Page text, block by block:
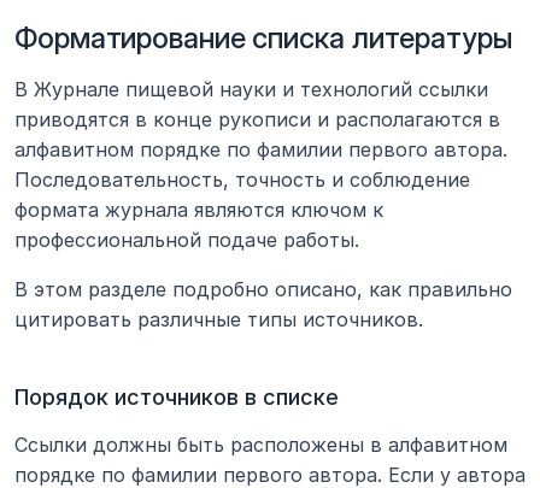
Форматирование списка литературы
В Журнале пищевой науки и технологий ссылки
приводятся в конце рукописи и располагаются в
алфавитном порядке по фамилии первого автора.
Последовательность, точность и соблюдение
формата журнала являются ключом к
профессиональной подаче работы.
В этом разделе подробно описано, как правильно
цитировать различные типы источников.
Порядок источников в списке
Ссылки должны быть расположены в алфавитном
порядке по фамилии первого автора. Если у автора